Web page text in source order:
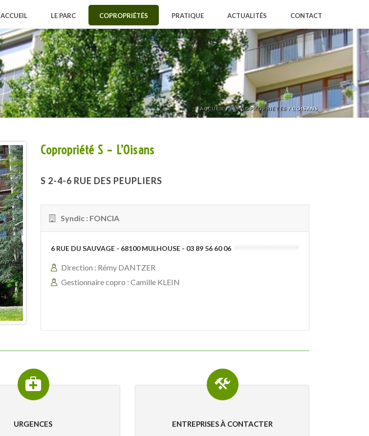
ACCUEIL LE PARC COPROPRIÉTÉS PRATIQUE ACTUALITÉS CONTACT
ACCUEIL/LES COPROPRIÉTÉS / L’OISANS
Copropriété S – L’Oisans
S 2-4-6 RUE DES PEUPLIERS
Syndic : FONCIA
6 RUE DU SAUVAGE - 68100 MULHOUSE - 03 89 56 60 06
Direction : Rémy DANTZER
Gestionnaire copro : Camille KLEIN
URGENCES ENTREPRISES À CONTACTER